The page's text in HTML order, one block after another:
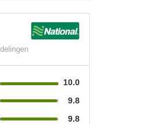
10.0
9.8
9.8